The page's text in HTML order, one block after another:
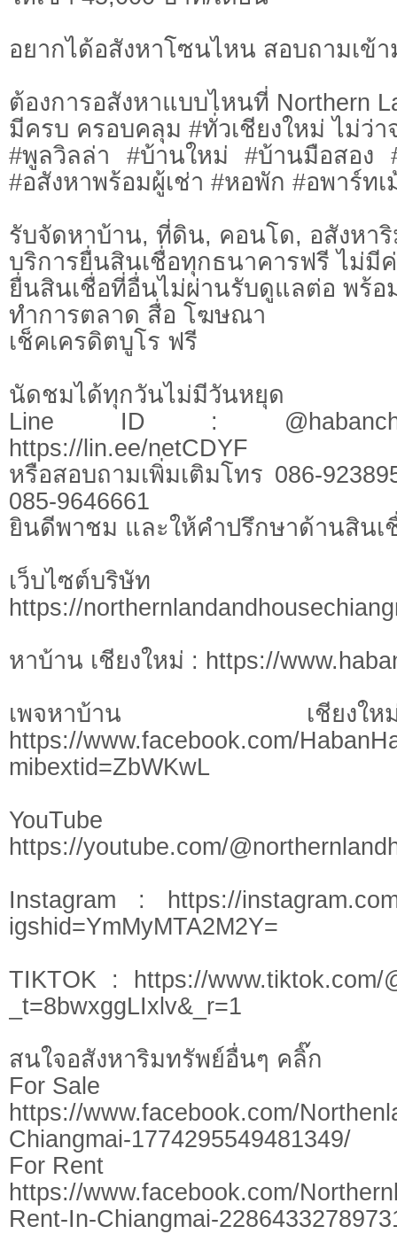
อยากได้อสังหาโซนไหน สอบถามเข้า
ต้องการอสังหาแบบไหนที่ Northern
มีครบ ครอบคลุม #ทั่วเชียงใหม่ ไม่ว่า
#พูลวิลล่า #บ้านใหม่ #บ้านมือสอง
#อสังหาพร้อมผู้เช่า #หอพัก #อพาร์ท
รับจัดหาบ้าน, ที่ดิน, คอนโด, อสังหา
บริการยื่นสินเชื่อทุกธนาคารฟรี ไม่มี
ยื่นสินเชื่อที่อื่นไม่ผ่านรับดูแลต่อ พร้อ
ทำการตลาด สื่อ โฆษณา
เช็คเครดิตบูโร ฟรี
นัดชมได้ทุกวันไม่มีวันหยุด
Line ID :
https://lin.ee/netCDYF
หรือสอบถามเพิ่มเติมโทร 086-
085-9646661
ยินดีพาชม และให้คำปรึกษาด้านสินเ
เว็บไซต์บ
https://
หาบ้าน เชียงใหม่ : https://
เพจหาบ้าน เชี
https://www.facebook.com/
mibextid=ZbWKwL
https://youtube.com/
Instagram : https://
igshid=YmMyMTA2M2Y=
TIKTOK : https://www.tiktok.com/
_t=8bwxggLIxlv&_r=1
สนใจอสังหาริมทรัพย์อื่นๆ คลิ๊ก
For Sale
https://www.facebook.com/
Chiangmai-1774295549481349/
​​For ​Rent
https://www.facebook.com/
Rent-In-Chiangmai-